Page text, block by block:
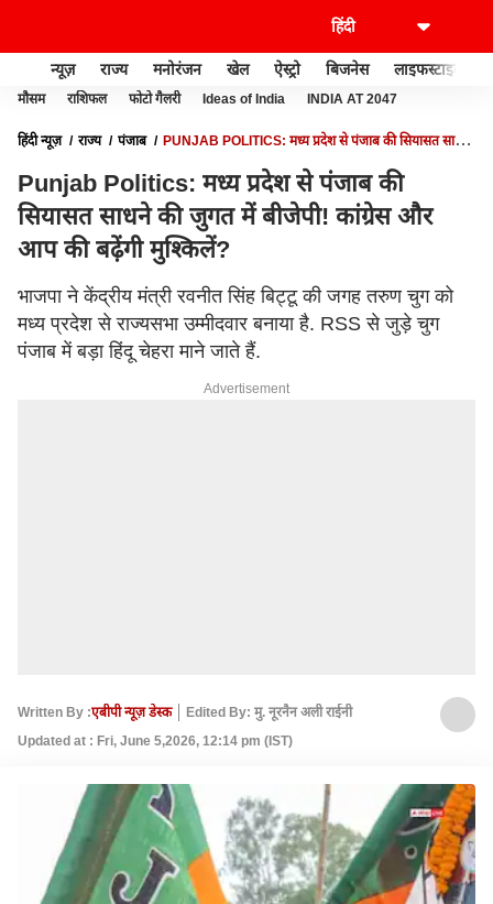
न्यूज़ राज्य मनोरंजन खेल ऐस्ट्रो बिजनेस लाइफस्टाइल
मौसम राशिफल फोटो गैलरी Ideas of India INDIA AT 2047
हिंदी न्यूज़ राज्य पंजाब
PUNJAB POLITICS: मध्य प्रदेश से पंजाब की सियासत साधने
Punjab Politics: मध्य प्रदेश से पंजाब की
सियासत साधने की जुगत में बीजेपी! कांग्रेस और
आप की बढ़ेंगी मुश्किलें?
भाजपा ने केंद्रीय मंत्री रवनीत सिंह बिट्टू की जगह तरुण चुग को
मध्य प्रदेश से राज्यसभा उम्मीदवार बनाया है. RSS से जुड़े चुग
पंजाब में बड़ा हिंदू चेहरा माने जाते हैं.
Advertisement
Written By :एबीपी न्यूज़ डेस्क
Edited By: मु. नूरनैन अली राईनी
Updated at : Fri, June 5,2026, 12:14 pm (IST)